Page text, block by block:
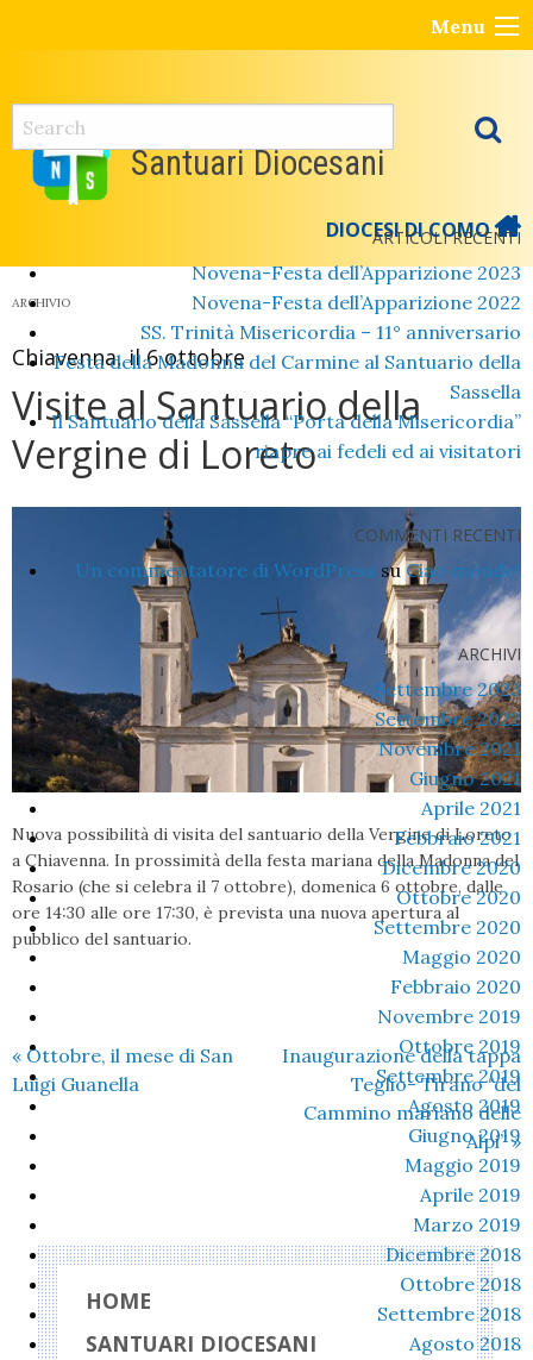
Menu
ARTICOLI RECENTI
Novena-Festa dell’Apparizione 2023
Novena-Festa dell’Apparizione 2022
SS. Trinità Misericordia – 11° anniversario
Festa della Madonna del Carmine al Santuario della
Sassella
Il Santuario della Sassella “Porta della Misericordia”
riapre ai fedeli ed ai visitatori
COMMENTI RECENTI
Un commentatore di WordPress suCiao mondo!
ARCHIVI
Settembre 2023
Settembre 2022
Novembre 2021
Giugno 2021
Aprile 2021
Febbraio 2021
Dicembre 2020
Ottobre 2020
Settembre 2020
Maggio 2020
Febbraio 2020
Novembre 2019
Ottobre 2019
Settembre 2019
Agosto 2019
Giugno 2019
Maggio 2019
Aprile 2019
Marzo 2019
Dicembre 2018
Ottobre 2018
Settembre 2018
Agosto 2018
Santuari Diocesani
DIOCESI DI COMO
ARCHIVIO
Chiavenna, il 6 ottobre
Visite al Santuario della
Vergine di Loreto
Nuova possibilità di visita del santuario della Vergine di Loreto
a Chiavenna. In prossimità della festa mariana della Madonna del
Rosario (che si celebra il 7 ottobre), domenica 6 ottobre, dalle
ore 14:30 alle ore 17:30, è prevista una nuova apertura al
pubblico del santuario.
« Ottobre, il mese di San
Luigi Guanella
Inaugurazione della tappa
Teglio- Tirano “del
Cammino mariano delle
Alpi”»
HOME
SANTUARI DIOCESANI